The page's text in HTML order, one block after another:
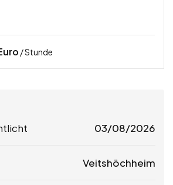
/ Stunde
03/08/2026
Veitshöchheim